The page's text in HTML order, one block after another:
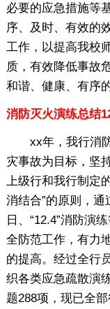
必要的应急措施等
序、及时、有效的
工作，以提高我校
质，有效降低事故
和谐、健康、有序
消防灭火演练总结
xx年，我行消防
灾事故为目标，坚
上级行和我行制定
消结合”的原则，通
日、“12.4”消防演
全防范工作，有力
的提高。经过全行
织各类应急疏散演
题288项，现已全